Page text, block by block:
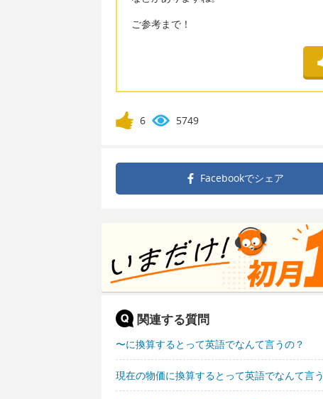
ご参考まで！
6 5749
Facebookでシェア
関連する質問
〜に換算するとって英語でなんて言うの？
現在の物価に換算するとって英語でなんて言